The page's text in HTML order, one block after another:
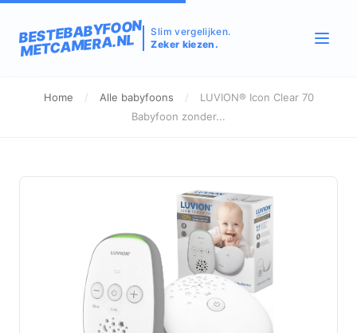
BESTEBABYFOON
METCAMERA.NL
Slim vergelijken.
Zeker kiezen.
Home / Alle babyfoons /
LUVION® Icon Clear 70
Babyfoon zonder...